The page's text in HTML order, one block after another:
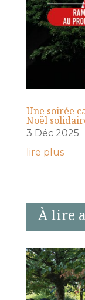
Une soirée
Noël
3 Déc 2025
lire plus
À lire